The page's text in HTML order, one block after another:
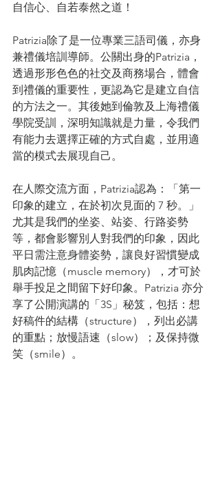
自信心、自若泰然之道！
Patrizia除了是一位專業三語司儀，亦身
兼禮儀培訓導師。公關出身的Patrizia，
透過形形色色的社交及商務場合，體會
到禮儀的重要性，更認為它是建立自信
的方法之一。其後她到倫敦及上海禮儀
學院受訓，深明知識就是力量，令我們
有能力去選擇正確的方式自處，並用適
當的模式去展現自己。
在人際交流方面，Patrizia認為：「第一
印象的建立，在於初次見面的 7 秒。」
尤其是我們的坐姿、站姿、行路姿勢
等，都會影響別人對我們的印象，因此
平日需注意身體姿勢，讓良好習慣變成
肌肉記憶（muscle memory），才可於
舉手投足之間留下好印象。Patrizia 亦分
享了公開演講的「3S」秘笈，包括：想
好稿件的結構（structure），列出必講
的重點；放慢語速（slow）；及保持微
笑（smile）。